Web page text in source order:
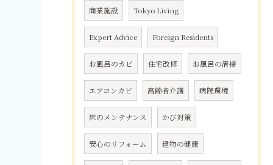
商業施設 Tokyo Living
Expert Advice Foreign Residents
お風呂のカビ 住宅改修 お風呂の清掃
エアコンカビ 高齢者介護 病院環境
床のメンテナンス かび対策
安心のリフォーム 建物の健康